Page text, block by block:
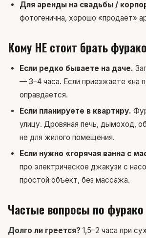
Для аренды на свадьбы /
фотогенична, хорошо «продаёт»
Кому НЕ стоит брать фурако
Если редко бываете на даче.
— 3–4 часа. Если приезжаете «на
оправдается.
Если планируете в квартиру.
улицу. Дровяная печь, дымоход,
не для жилого помещения.
Если нужно «горячая ванна с
про электрическое джакузи с
простой объект, без массажа.
Частые вопросы по фурако
Долго ли греется? 1,5–2 часа при